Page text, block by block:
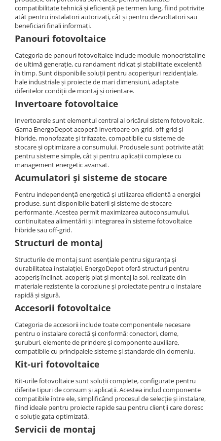
Invertoare on-grid Sungrow
Statii de reincarcare Sungrow
Victron Energy
MPPT
Accesorii Victron
Acumulatori Victron
Invertor Hibrid - Off Grid
Statii de reincarcare Victron
HV
US
SMA
Sungrow
SBH
SBR battery
SBS
Accesorii stocare
Cabluri aluminiu coaxial
bransament
Cabluri aluminiu nearmat
Cabluri aluminiu tip Enel
Cabluri aluminiu torsadat/aerian
Cabluri energie joasa tensiune -
cupru
Cabluri cupru armat
Cabluri cupru coaxial bransament
Cabluri cupru flexibil
Cabluri cupru nearmat
Cabluri cupru rezistente la foc
Cabluri flexibile
Cabluri flexibile plate
Cabluri medie tensiune aluminiu
Cabluri optice
Cabluri semnalizare si control
Cabluri speciale
Conductori flexibili cupru
Conductori rigizi
Conductori rigizi cupru
Cabluri alarma
Cabluri semnalizare incendiu
Cabluri semnalizare si control
ecranate
Cutie ABS modulara
Doze
Doze aparat
Jgheab metalic perforat
Jgheab tip sarma
Tablou metalic
Tablou organizare santier echipat
Tablou organizare santier necablat
Tub flexibil
Tub flexibil dublu perete (corugata)
Tub flexibil metalic
Intrerupatoare automate
AFDD
Intrerupatoare automate de putere
diferentiale
Intrerupatoare automate modulare
Separator sarcina
Separator fuzibil
Separator fuzibil aplicatii
fotovoltaice
Sigurante fuzibile
Aplica LED
Corpuri solare
Corpuri solare decorative
Instalatii sarbatori
Lanterne
Stalpi de iluminat
compatibilitate tehnică și eficiență pe termen lung, fiind potrivite
atât pentru instalatori autorizați, cât și pentru dezvoltatori sau
beneficiari finali informați.
Panouri fotovoltaice
Categoria de panouri fotovoltaice include module monocristaline
de ultimă generație, cu randament ridicat și stabilitate excelentă
în timp. Sunt disponibile soluții pentru acoperișuri rezidențiale,
hale industriale și proiecte de mari dimensiuni, adaptate
diferitelor condiții de montaj și orientare.
Invertoare fotovoltaice
Invertoarele sunt elementul central al oricărui sistem fotovoltaic.
Gama EnergoDepot acoperă invertoare on-grid, off-grid și
hibride, monofazate și trifazate, compatibile cu sisteme de
stocare și optimizare a consumului. Produsele sunt potrivite atât
pentru sisteme simple, cât și pentru aplicații complexe cu
management energetic avansat.
Acumulatori și sisteme de stocare
Pentru independență energetică și utilizarea eficientă a energiei
produse, sunt disponibile baterii și sisteme de stocare
performante. Acestea permit maximizarea autoconsumului,
continuitatea alimentării și integrarea în sisteme fotovoltaice
hibride sau off-grid.
Structuri de montaj
Structurile de montaj sunt esențiale pentru siguranța și
durabilitatea instalației. EnergoDepot oferă structuri pentru
acoperiș înclinat, acoperiș plat și montaj la sol, realizate din
materiale rezistente la coroziune și proiectate pentru o instalare
rapidă și sigură.
Accesorii fotovoltaice
Categoria de accesorii include toate componentele necesare
pentru o instalare corectă și conformă: conectori, cleme,
șuruburi, elemente de prindere și componente auxiliare,
compatibile cu principalele sisteme și standarde din domeniu.
Kit-uri fotovoltaice
Kit-urile fotovoltaice sunt soluții complete, configurate pentru
diferite tipuri de consum și aplicații. Acestea includ componente
compatibile între ele, simplificând procesul de selecție și instalare,
fiind ideale pentru proiecte rapide sau pentru clienții care doresc
o soluție gata optimizată.
Servicii de montaj